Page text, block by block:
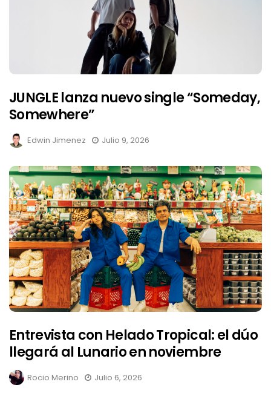
JUNGLE lanza nuevo single “Someday,
Somewhere”
Edwin Jimenez Julio 9, 2026
Entrevista con Helado Tropical: el dúo
llegará al Lunario en noviembre
Rocio Merino Julio 6, 2026